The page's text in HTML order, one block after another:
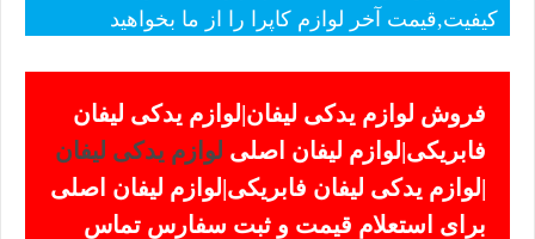
کیفیت,قیمت آخر لوازم کاپرا را از ما بخواهید
فروش لوازم یدکی لیفان|لوازم یدکی لیفان
فابریکی|لوازم لیفان اصلی لوازم یدکی لیفان
|لوازم یدکی لیفان فابریکی|لوازم لیفان اصلی
برای استعلام قیمت و ثبت سفارس تماس